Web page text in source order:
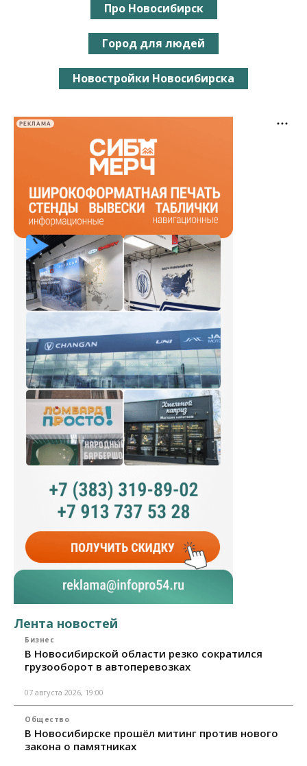
Про Новосибирск
Город для людей
Новостройки Новосибирска
РЕКЛАМА
Лента новостей
Бизнес
В Новосибирской области резко сократился
грузооборот в автоперевозках
07 августа 2026, 19:00
Общество
В Новосибирске прошёл митинг против нового
закона о памятниках